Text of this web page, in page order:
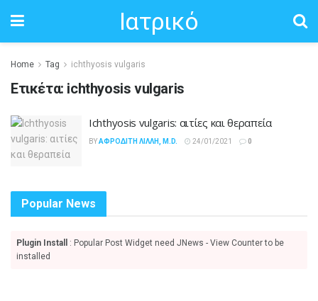
Ιατρικό
Home Tag ichthyosis vulgaris
Ετικέτα: ichthyosis vulgaris
Ichthyosis vulgaris: αιτίες και θεραπεία
BYΑΦΡΟΔΊΤΗ ΛΙΛΛΉ, M.D. 24/01/2021 0
Popular News
Plugin Install
: Popular Post Widget need JNews - View Counter to be
installed